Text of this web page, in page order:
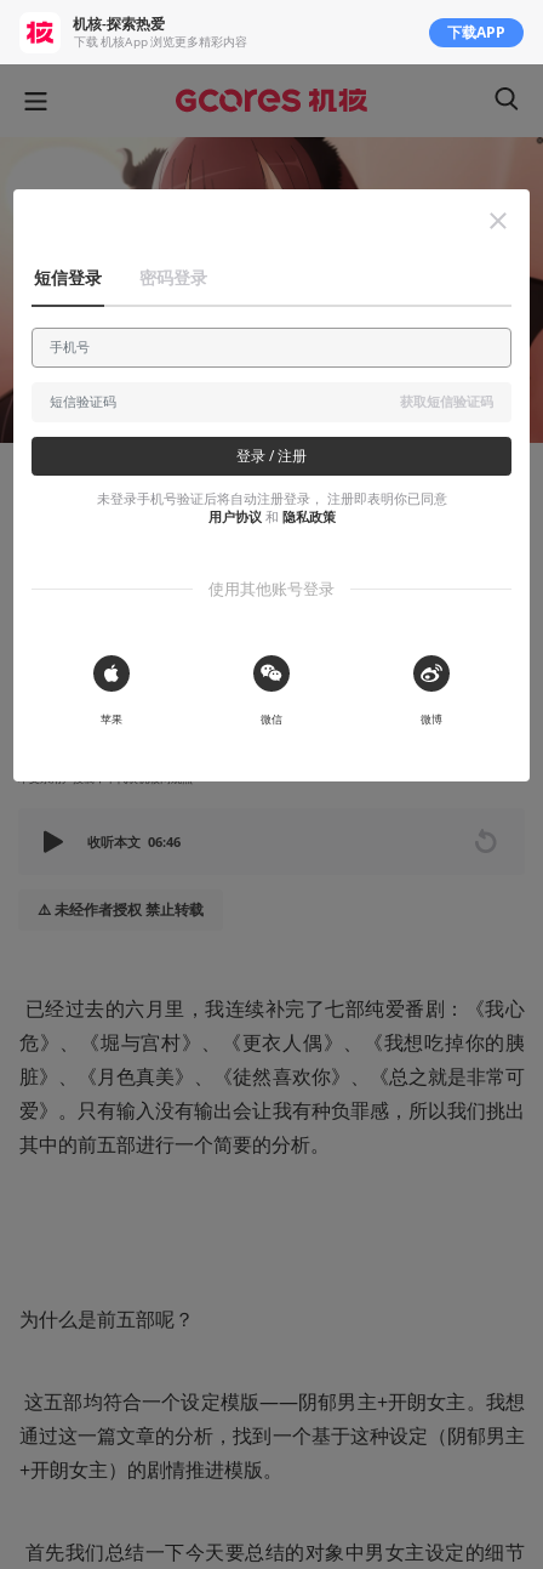
本文系用户投稿，不代表机核网观点
收听本文 06:46
⚠️ 未经作者授权 禁止转载
危》、《堀与宫村》、《更衣人偶》、《我想吃掉你的胰
脏》、《月色真美》、《徒然喜欢你》、《总之就是非常可
爱》。只有输入没有输出会让我有种负罪感，所以我们挑出
其中的前五部进行一个简要的分析。
为什么是前五部呢？
这五部均符合一个设定模版——阴郁男主+开朗女主。我想
通过这一篇文章的分析，找到一个基于这种设定（阴郁男主
+开朗女主）的剧情推进模版。
机核-探索热爱
下载 机核App 浏览更多精彩内容 下载APP
短信登录 密码登录
获取短信验证码
登录 / 注册
未登录手机号验证后将自动注册登录， 注册即表明你已同意
用户协议 和 隐私政策
使用其他账号登录
 Sign in with Apple
苹果 微信 微博